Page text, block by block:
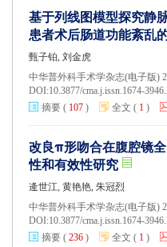
基于列线图模型探究静
患者术后肠道功能紊乱
甄子铂, 刘金虎
中华普外科手术学杂志(电子版)
DOI:10.3877/cma.j.issn.1674-
摘要 ( 107 ) 全文 ( 1 )
改良π形吻合在腹腔镜
性和有效性研究
逄世江, 黄艳艳, 朱冠烈
中华普外科手术学杂志(电子版)
DOI:10.3877/cma.j.issn.1674-
摘要 ( 236 ) 全文 ( 1 )